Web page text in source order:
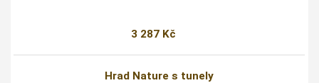
3 287 Kč
Hrad Nature s tunely